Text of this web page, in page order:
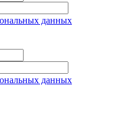
данных
данных